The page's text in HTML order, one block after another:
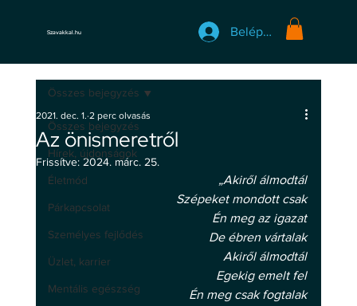
Szavakkal.hu Belépés
Összes bejegyzés
Hírek, újdonságok
Életmód
Párkapcsolat
Személyes fejlődés
Üzlet, karrier
Mentális egészség
Összes bejegyzés
Az önismeretről
2021. dec. 1. 2 perc olvasás
Frissítve: 2024. márc. 25.
„Akiről álmodtál
Szépeket mondott csak
Én meg az igazat
De ébren vártalak
Akiről álmodtál
Egekig emelt fel
Én meg csak fogtalak